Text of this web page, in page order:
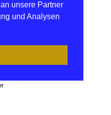
unsere Partner
und Analysen